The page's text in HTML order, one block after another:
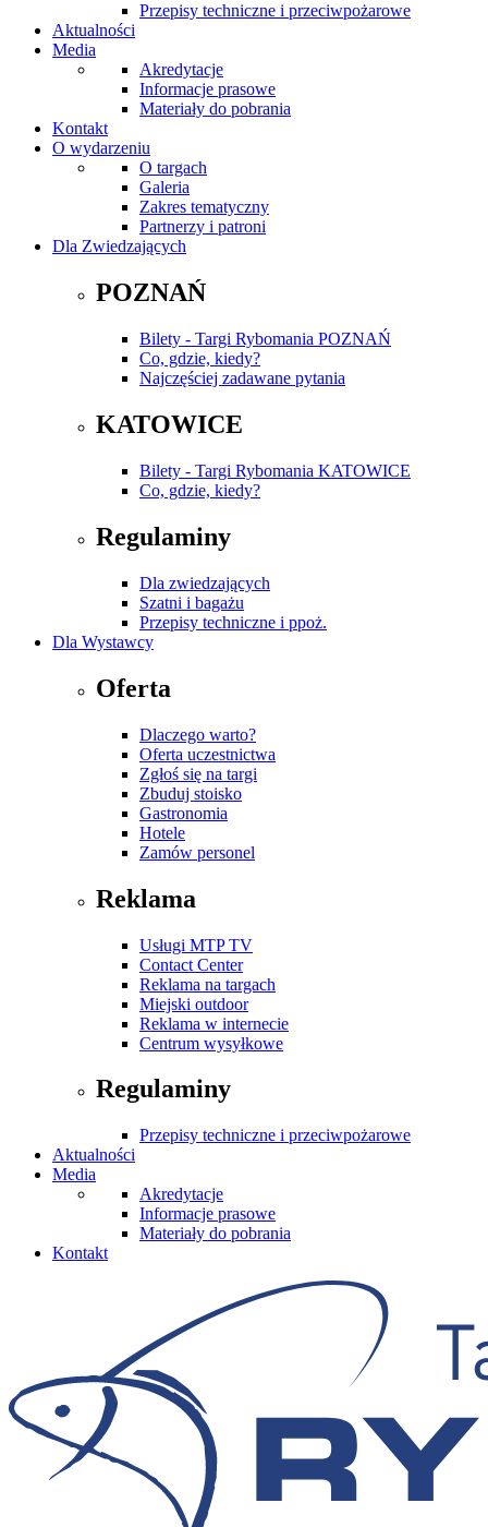
Przepisy techniczne i przeciwpożarowe
Aktualności
Media
Akredytacje
Informacje prasowe
Materiały do pobrania
Kontakt
O wydarzeniu
O targach
Galeria
Zakres tematyczny
Partnerzy i patroni
Dla Zwiedzających
POZNAŃ
Bilety - Targi Rybomania POZNAŃ
Co, gdzie, kiedy?
Najczęściej zadawane pytania
KATOWICE
Bilety - Targi Rybomania KATOWICE
Co, gdzie, kiedy?
Regulaminy
Dla zwiedzających
Szatni i bagażu
Przepisy techniczne i ppoż.
Dla Wystawcy
Oferta
Dlaczego warto?
Oferta uczestnictwa
Zgłoś się na targi
Zbuduj stoisko
Gastronomia
Hotele
Zamów personel
Reklama
Usługi MTP TV
Contact Center
Reklama na targach
Miejski outdoor
Reklama w internecie
Centrum wysyłkowe
Regulaminy
Przepisy techniczne i przeciwpożarowe
Aktualności
Media
Akredytacje
Informacje prasowe
Materiały do pobrania
Kontakt